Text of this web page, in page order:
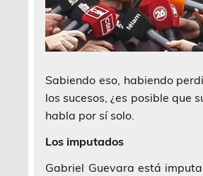
Sabiendo eso, habiendo
los sucesos, ¿es posible que
habla por sí solo.
Los imputados
Gabriel Guevara está